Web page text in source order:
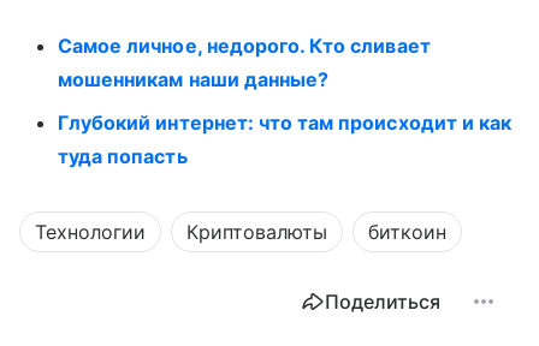
Самое личное, недорого. Кто сливает
мошенникам наши данные?
Глубокий интернет: что там происходит и как
туда попасть
Технологии Криптовалюты биткоин
Поделиться